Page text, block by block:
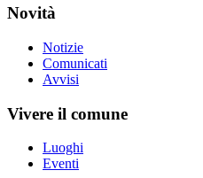
Novità
Notizie
Comunicati
Avvisi
Vivere il comune
Luoghi
Eventi